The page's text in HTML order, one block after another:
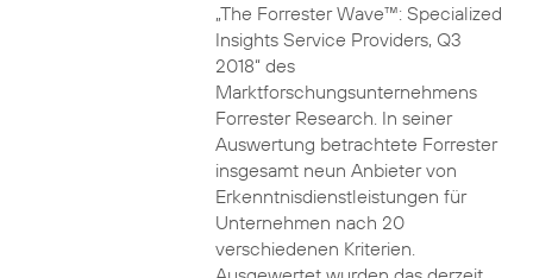
„The Forrester Wave™: Specialized
Insights Service Providers, Q3
2018“ des
Marktforschungsunternehmens
Forrester Research. In seiner
Auswertung betrachtete Forrester
insgesamt neun Anbieter von
Erkenntnisdienstleistungen für
Unternehmen nach 20
verschiedenen Kriterien.